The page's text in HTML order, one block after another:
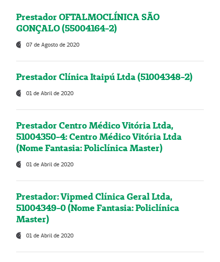
Prestador OFTALMOCLÍNICA SÃO
GONÇALO (55004164-2)
07 de Agosto de 2020
Prestador Clínica Itaipú Ltda (51004348-2)
01 de Abril de 2020
Prestador Centro Médico Vitória Ltda,
51004350-4: Centro Médico Vitória Ltda
(Nome Fantasia: Policlínica Master)
01 de Abril de 2020
Prestador: Vipmed Clínica Geral Ltda,
51004349-0 (Nome Fantasia: Policlínica
Master)
01 de Abril de 2020